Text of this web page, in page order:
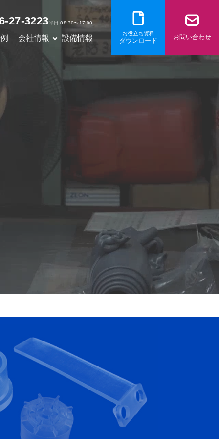
27-3223平日 08:30〜17:00
会社情報 設備情報
お役立ち資料
ダウンロード お問い合わせ